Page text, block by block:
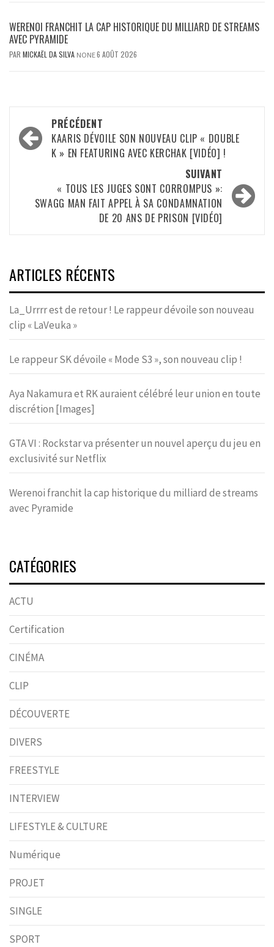
WERENOI FRANCHIT LA CAP HISTORIQUE DU MILLIARD DE STREAMS
AVEC PYRAMIDE
PAR MICKAËL DA SILVA NONE6 AOÛT 2026
Navigation
d’article
PRÉCÉDENT
KAARIS DÉVOILE SON NOUVEAU CLIP « DOUBLE
K » EN FEATURING AVEC KERCHAK [VIDÉO] !
SUIVANT
« TOUS LES JUGES SONT CORROMPUS »:
SWAGG MAN FAIT APPEL À SA CONDAMNATION
DE 20 ANS DE PRISON [VIDÉO]
ARTICLES RÉCENTS
La_Urrrr est de retour ! Le rappeur dévoile son nouveau
clip « LaVeuka »
Le rappeur SK dévoile « Mode S3 », son nouveau clip !
Aya Nakamura et RK auraient célébré leur union en toute
discrétion [Images]
GTA VI : Rockstar va présenter un nouvel aperçu du jeu en
exclusivité sur Netflix
Werenoi franchit la cap historique du milliard de streams
avec Pyramide
CATÉGORIES
ACTU
Certification
CINÉMA
CLIP
DÉCOUVERTE
DIVERS
FREESTYLE
INTERVIEW
LIFESTYLE & CULTURE
Numérique
PROJET
SINGLE
SPORT